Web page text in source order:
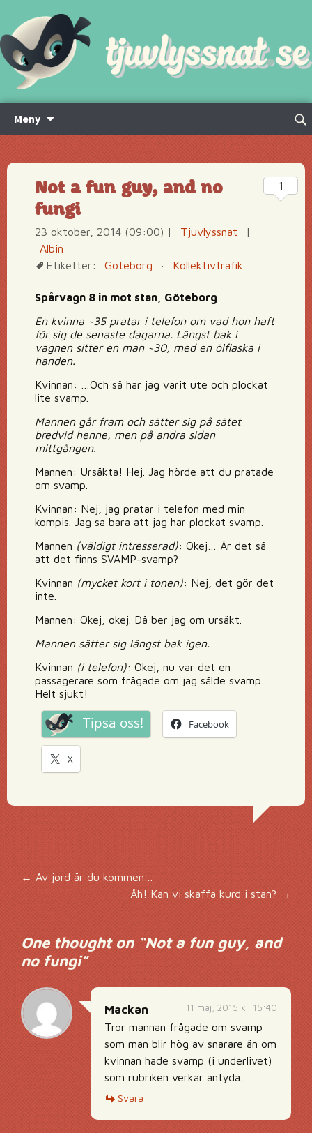
Meny
innehåll
Sök
Not a fun guy, and no
fungi
23 oktober, 2014 (09:00) | Tjuvlyssnat
|
Albin
Etiketter:
Göteborg · Kollektivtrafik
Spårvagn 8 in mot stan, Göteborg
En kvinna ~35 pratar i telefon om vad hon haft
för sig de senaste dagarna. Längst bak i
vagnen sitter en man ~30, med en ölflaska i
handen.
Kvinnan: …Och så har jag varit ute och plockat
lite svamp.
Mannen går fram och sätter sig på sätet
bredvid henne, men på andra sidan
mittgången.
Mannen: Ursäkta! Hej. Jag hörde att du pratade
om svamp.
Kvinnan: Nej, jag pratar i telefon med min
kompis. Jag sa bara att jag har plockat svamp.
Mannen (väldigt intresserad): Okej… Är det så
att det finns SVAMP-svamp?
Kvinnan (mycket kort i tonen): Nej, det gör det
inte.
Mannen: Okej, okej. Då ber jag om ursäkt.
Mannen sätter sig längst bak igen.
Kvinnan (i telefon): Okej, nu var det en
passagerare som frågade om jag sålde svamp.
Helt sjukt!
Tipsa oss! Facebook
X
1
Inläggsnavigering
← Av jord är du kommen…
Åh! Kan vi skaffa kurd i stan?→
One thought on “Not a fun guy, and
no fungi”
11 maj, 2015 kl. 15:40
Mackan
Tror mannan frågade om svamp
som man blir hög av snarare än om
kvinnan hade svamp (i underlivet)
som rubriken verkar antyda.
Svara